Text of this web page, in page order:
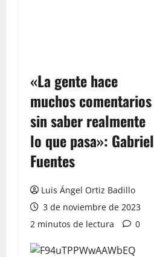
«La gente hace
muchos comentarios
sin saber realmente
lo que pasa»: Gabriel
Fuentes
Luis Ángel Ortiz Badillo
3 de noviembre de 2023
2 minutos de lectura
0